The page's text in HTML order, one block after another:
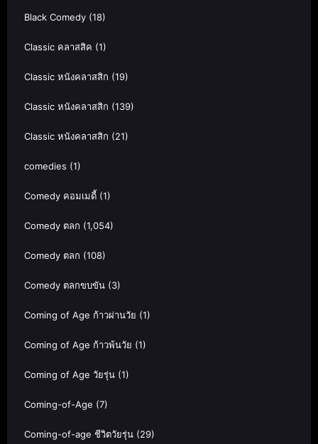
Black Comedy (18)
Classic คลาสสิค (1)
Classic หนังคลาสสิก (19)
Classic หนังคลาสสิก (139)
Classic หนังคลาสสิก (21)
comedies (1)
Comedy คอมเมดี้ (1)
Comedy ตลก (1,054)
Comedy ตลก (108)
Comedy ตลกขบขัน (3)
Coming of Age ก้าวผ่านวัย (1)
Coming of Age ก้าวพ้นวัย (1)
Coming of Age วัยรุ่น (1)
Coming-of-Age (7)
Coming-of-age ชีวิตวัยรุ่น (29)